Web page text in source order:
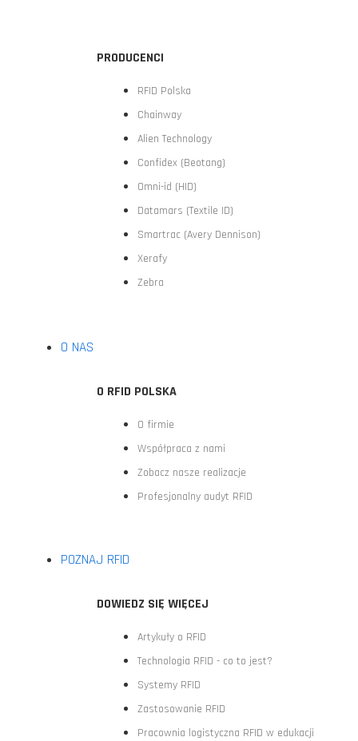
PRODUCENCI
RFID Polska
Chainway
Alien Technology
Confidex (Beotang)
Omni-id (HID)
Datamars (Textile ID)
Smartrac (Avery Dennison)
Xerafy
Zebra
O NAS
O RFID POLSKA
O firmie
Współpraca z nami
Zobacz nasze realizacje
Profesjonalny audyt RFID
POZNAJ RFID
DOWIEDZ SIĘ WIĘCEJ
Artykuły o RFID
Technologia RFID - co to jest?
Systemy RFID
Zastosowanie RFID
Pracownia logistyczna RFID w edukacji